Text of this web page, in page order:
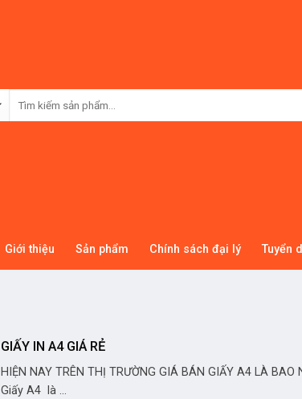
Giới thiệu Sản phẩm Chính sách đại lý Tuyển
GIẤY IN A4 GIÁ RẺ
HIỆN NAY TRÊN THỊ TRƯỜNG GIÁ BÁN GIẤY A4 LÀ BAO
Giấy A4 là ...